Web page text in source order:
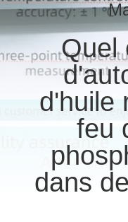
CONTRÔLE
DE
QUALITÉ
DEMANDEZ
Quel
d'huile
feu
dans